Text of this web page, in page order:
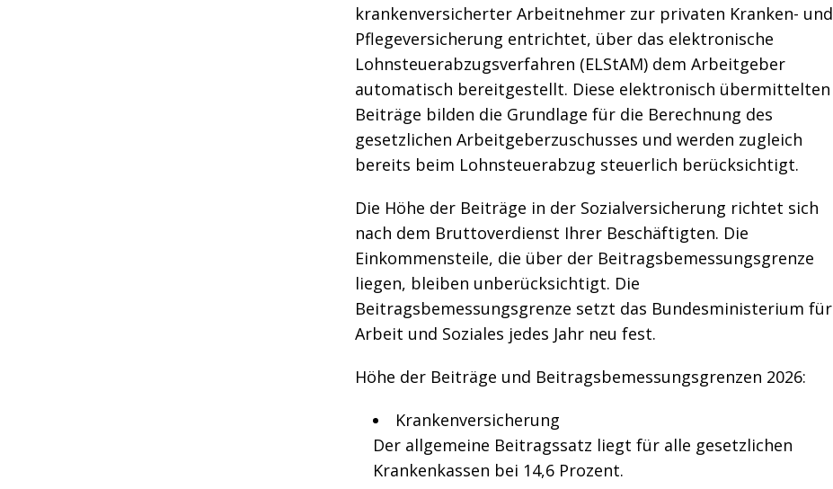
krankenversicherter Arbeitnehmer zur privaten Kranken- und
Pflegeversicherung entrichtet, über das elektronische
Lohnsteuerabzugsverfahren (ELStAM) dem Arbeitgeber
automatisch bereitgestellt. Diese elektronisch übermittelten
Beiträge bilden die Grundlage für die Berechnung des
gesetzlichen Arbeitgeberzuschusses und werden zugleich
bereits beim Lohnsteuerabzug steuerlich berücksichtigt.
Die Höhe der Beiträge in der Sozialversicherung richtet sich
nach dem Bruttoverdienst Ihrer Beschäftigten. Die
Einkommensteile, die über der Beitragsbemessungsgrenze
liegen, bleiben unberücksichtigt. Die
Beitragsbemessungsgrenze setzt das Bundesministerium für
Arbeit und Soziales jedes Jahr neu fest.
Höhe der Beiträge und Beitragsbemessungsgrenzen 2026:
Krankenversicherung
Der allgemeine Beitragssatz liegt für alle gesetzlichen
Krankenkassen bei 14,6 Prozent.